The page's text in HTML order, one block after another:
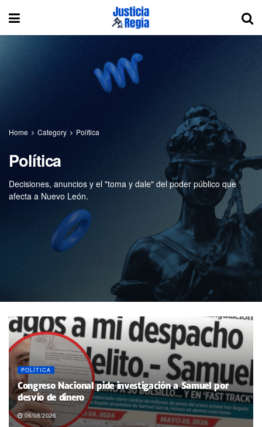
Home Category Política
Política
Decisiones, anuncios y el "toma y dale" del poder público que
afecta a Nuevo León.
POLÍTICA
Congreso Nacional pide investigación a Samuel por
desvío de dinero
06/08/2026